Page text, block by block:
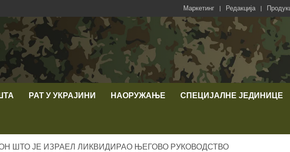
Маркетинг Редакција
РАТ У УКРАЈИНИ НАОРУЖАЊЕ СПЕЦИЈАЛНЕ ЈЕДИНИЦЕ
ШТО ЈЕ ИЗРАЕЛ ЛИКВИДИРАО ЊЕГОВО РУКОВОДСТВО